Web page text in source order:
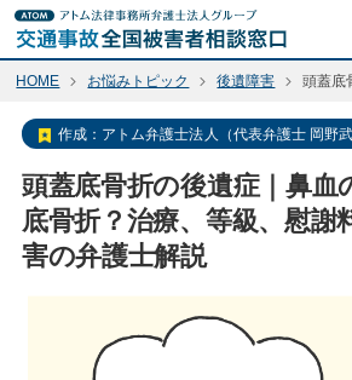
HOME お悩みトピック 後遺障害 頭蓋底
作成：アトム弁護士法人（代表弁護士
頭蓋底骨折の後遺症｜鼻血
底骨折？治療、等級、慰謝
害の弁護士解説